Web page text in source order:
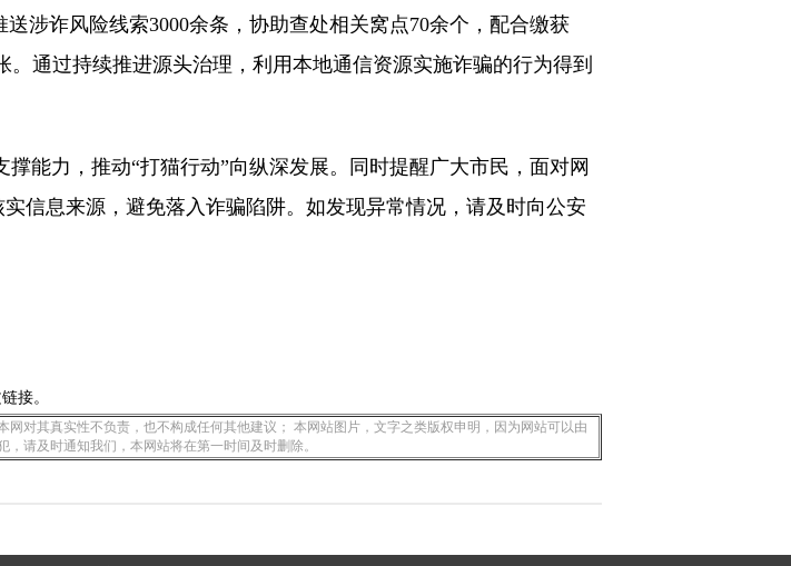
涉诈风险线索3000余条，协助查处相关窝点70余个，配合缴获
通过持续推进源头治理，利用本地通信资源实施诈骗的行为得到
能力，推动“打猫行动”向纵深发展。同时提醒广大市民，面对网
信息来源，避免落入诈骗陷阱。如发现异常情况，请及时向公安
接。
对其真实性不负责，也不构成任何其他建议； 本网站图片，文字之类版权申明，因为网站可以由
请及时通知我们，本网站将在第一时间及时删除。